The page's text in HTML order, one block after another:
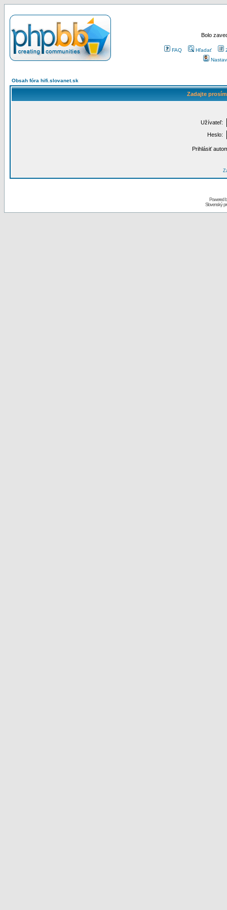
Bolo
FAQ Hľadať
Obsah fóra hifi.slovanet.sk
Zadajte
Užívateľ:
Heslo:
Prihlásiť
Powered
Slovenský